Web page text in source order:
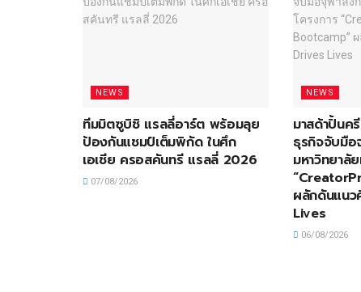
NEWS
ทีมมิตซูบิชิ แรลลี่อาร์ต พร้อมลุย
ป้องกันแชมป์เต็มพิกัด ในศึก
เอเชีย ครอสคันทรี แรลลี่ 2026
07/08/2026
NEWS
มาสด้าปั้นค
ธุรกิจจับมื
มหาวิทยาลั
ผลักดันแน
Lives
06/08/2026